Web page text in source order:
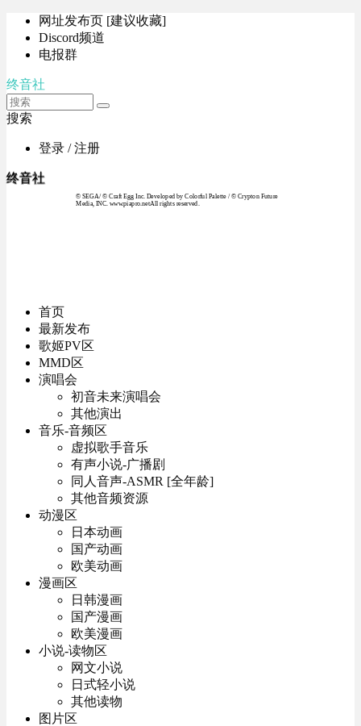
网址发布页 [建议收藏]
Discord频道
电报群
终音社
搜索
登录 / 注册
终音社
© SEGA / © Craft Egg Inc. Developed by Colorful Palette / © Crypton Future
Media, INC. www.piapro.netAll rights reserved.
首页
最新发布
歌姬PV区
MMD区
演唱会
初音未来演唱会
其他演出
音乐-音频区
虚拟歌手音乐
有声小说-广播剧
同人音声-ASMR [全年龄]
其他音频资源
动漫区
日本动画
国产动画
欧美动画
漫画区
日韩漫画
国产漫画
欧美漫画
小说-读物区
网文小说
日式轻小说
其他读物
图片区